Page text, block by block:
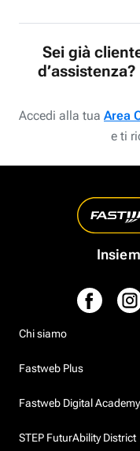
Sei già
Accedi alla tua Area
e ti
Chi siamo
Fastweb Plus
Fastweb Digital Academy
STEP FuturAbility District